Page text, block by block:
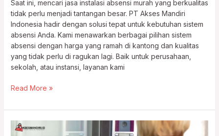
Saat ini, mencari jasa instalasi absensi murah yang berkualitas
tidak perlu menjadi tantangan besar. PT Akses Mandiri
Indonesia hadir dengan solusi tepat untuk kebutuhan sistem
absensi Anda. Kami menawarkan berbagai pilihan sistem
absensi dengan harga yang ramah di kantong dan kualitas
yang tidak perlu di ragukan lagi. Baik untuk perusahaan,
sekolah, atau instansi, layanan kami
Read More »
Perbaikan